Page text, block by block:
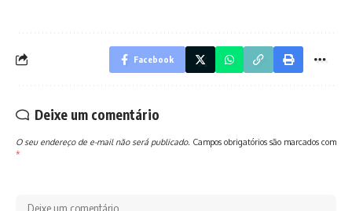
Facebook
Deixe um comentário
O seu endereço de e-mail não será publicado. Campos obrigatórios são marcados com
*